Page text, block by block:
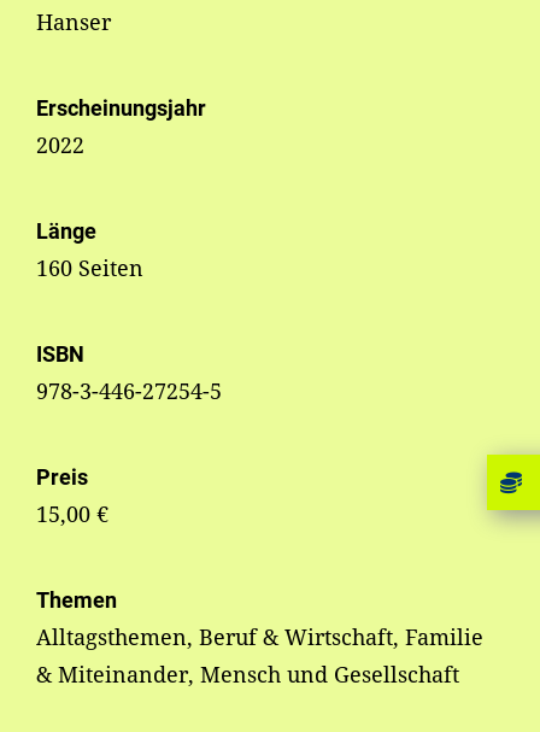
Hanser
Erscheinungsjahr
2022
Länge
160 Seiten
ISBN
978-3-446-27254-5
Preis
15,00 €
Themen
Alltagsthemen, Beruf & Wirtschaft, Familie
& Miteinander, Mensch und Gesellschaft